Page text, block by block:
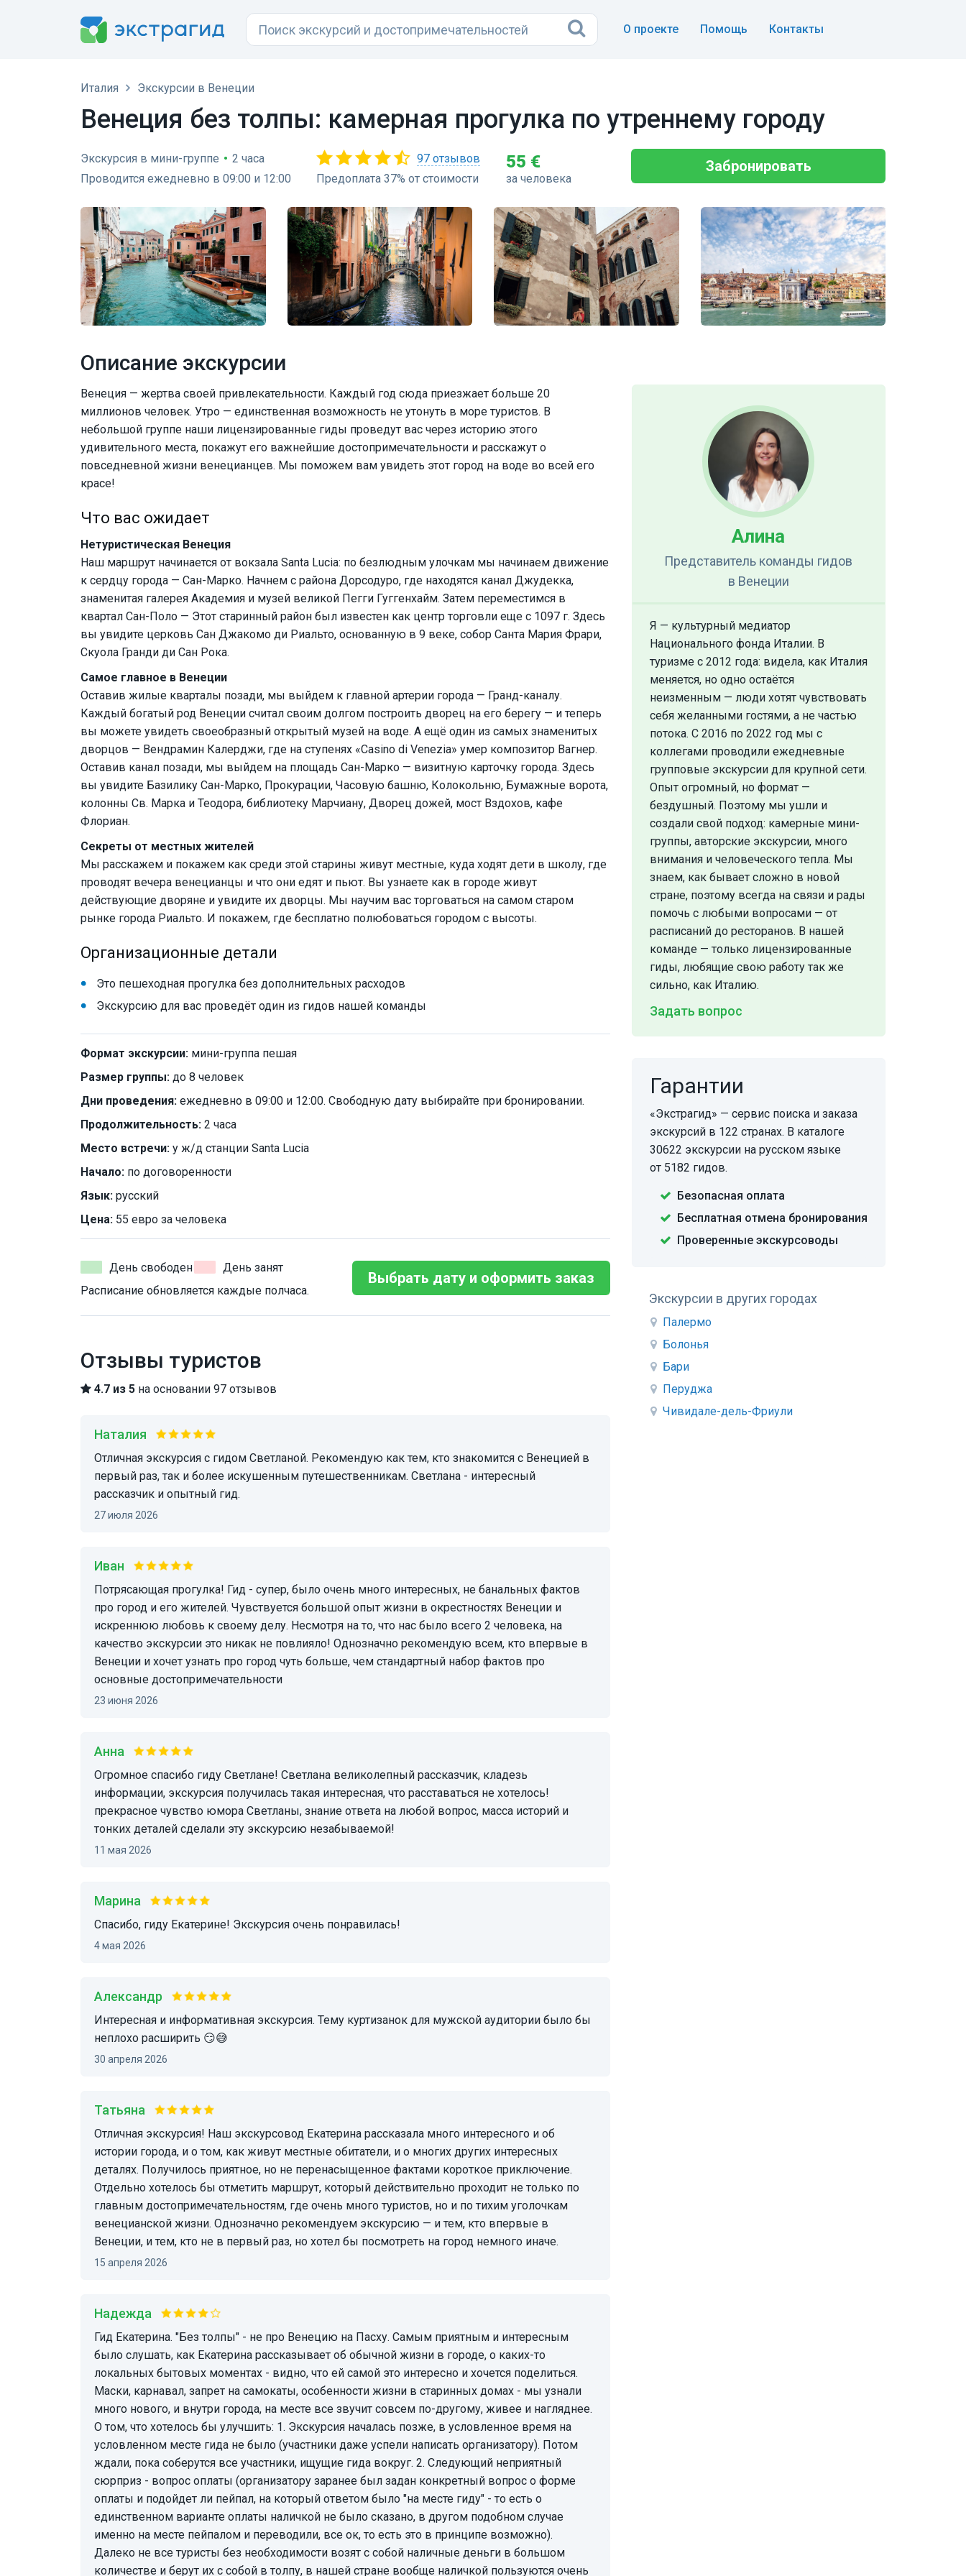
О проекте Помощь Контакты
Италия Экскурсии в Венеции
Венеция без толпы: камерная прогулка по утреннему городу
Экскурсия в мини-группе • 2 часа
Проводится ежедневно в 09:00 и 12:00
97 отзывов
Предоплата 37% от стоимости
55 €
за человека
Забронировать
Описание экскурсии
Венеция — жертва своей привлекательности. Каждый год сюда приезжает больше 20
миллионов человек. Утро — единственная возможность не утонуть в море туристов. В
небольшой группе наши лицензированные гиды проведут вас через историю этого
удивительного места, покажут его важнейшие достопримечательности и расскажут о
повседневной жизни венецианцев. Мы поможем вам увидеть этот город на воде во всей его
красе!
Что вас ожидает
Нетуристическая Венеция
Наш маршрут начинается от вокзала Santa Lucia: по безлюдным улочкам мы начинаем движение
к сердцу города — Сан-Марко. Начнем с района Дорсодуро, где находятся канал Джудекка,
знаменитая галерея Академия и музей великой Пегги Гуггенхайм. Затем переместимся в
квартал Сан-Поло — Этот старинный район был известен как центр торговли еще с 1097 г. Здесь
вы увидите церковь Сан Джакомо ди Риальто, основанную в 9 веке, собор Санта Мария Фрари,
Скуола Гранди ди Сан Рока.
Самое главное в Венеции
Оставив жилые кварталы позади, мы выйдем к главной артерии города — Гранд-каналу.
Каждый богатый род Венеции считал своим долгом построить дворец на его берегу — и теперь
вы можете увидеть своеобразный открытый музей на воде. А ещё один из самых знаменитых
дворцов — Вендрамин Калерджи, где на ступенях «Casino di Venezia» умер композитор Вагнер.
Оставив канал позади, мы выйдем на площадь Сан-Марко — визитную карточку города. Здесь
вы увидите Базилику Сан-Марко, Прокурации, Часовую башню, Колокольню, Бумажные ворота,
колонны Св. Марка и Теодора, библиотеку Марчиану, Дворец дожей, мост Вздохов, кафе
Флориан.
Секреты от местных жителей
Мы расскажем и покажем как среди этой старины живут местные, куда ходят дети в школу, где
проводят вечера венецианцы и что они едят и пьют. Вы узнаете как в городе живут
действующие дворяне и увидите их дворцы. Мы научим вас торговаться на самом старом
рынке города Риальто. И покажем, где бесплатно полюбоваться городом с высоты.
Организационные детали
Это пешеходная прогулка без дополнительных расходов
Экскурсию для вас проведёт один из гидов нашей команды
Формат экскурсии: мини-группа пешая
Размер группы: до 8 человек
Дни проведения: ежедневно в 09:00 и 12:00. Свободную дату выбирайте при бронировании.
Продолжительность: 2 часа
Место встречи: у ж/д станции Santa Lucia
Начало: по договоренности
Язык: русский
Цена: 55 евро за человека
День свободен
День занят
Расписание обновляется каждые полчаса.
Выбрать дату и оформить заказ
Отзывы туристов
4.7 из 5 на основании 97 отзывов
Наталия
Отличная экскурсия с гидом Светланой. Рекомендую как тем, кто знакомится с Венецией в
первый раз, так и более искушенным путешественникам. Светлана - интересный
рассказчик и опытный гид.
27 июля 2026
Иван
Потрясающая прогулка! Гид - супер, было очень много интересных, не банальных фактов
про город и его жителей. Чувствуется большой опыт жизни в окрестностях Венеции и
искреннюю любовь к своему делу. Несмотря на то, что нас было всего 2 человека, на
качество экскурсии это никак не повлияло! Однозначно рекомендую всем, кто впервые в
Венеции и хочет узнать про город чуть больше, чем стандартный набор фактов про
основные достопримечательности
23 июня 2026
анна
Огромное спасибо гиду Светлане! Светлана великолепный рассказчик, кладезь
информации, экскурсия получилась такая интересная, что расставаться не хотелось!
прекрасное чувство юмора Светланы, знание ответа на любой вопрос, масса историй и
тонких деталей сделали эту экскурсию незабываемой!
11 мая 2026
Марина
Спасибо, гиду Екатерине! Экскурсия очень понравилась!
4 мая 2026
Александр
Интересная и информативная экскурсия. Тему куртизанок для мужской аудитории было бы
неплохо расширить 😏😅
30 апреля 2026
Татьяна
Отличная экскурсия! Наш экскурсовод Екатерина рассказала много интересного и об
истории города, и о том, как живут местные обитатели, и о многих других интересных
деталях. Получилось приятное, но не перенасыщенное фактами короткое приключение.
Отдельно хотелось бы отметить маршрут, который действительно проходит не только по
главным достопримечательностям, где очень много туристов, но и по тихим уголочкам
венецианской жизни. Однозначно рекомендуем экскурсию — и тем, кто впервые в
Венеции, и тем, кто не в первый раз, но хотел бы посмотреть на город немного иначе.
15 апреля 2026
Надежда
Гид Екатерина. "Без толпы" - не про Венецию на Пасху. Самым приятным и интересным
было слушать, как Екатерина рассказывает об обычной жизни в городе, о каких-то
локальных бытовых моментах - видно, что ей самой это интересно и хочется поделиться.
Маски, карнавал, запрет на самокаты, особенности жизни в старинных домах - мы узнали
много нового, и внутри города, на месте все звучит совсем по-другому, живее и нагляднее.
О том, что хотелось бы улучшить: 1. Экскурсия началась позже, в условленное время на
условленном месте гида не было (участники даже успели написать организатору). Потом
ждали, пока соберутся все участники, ищущие гида вокруг. 2. Следующий неприятный
сюрприз - вопрос оплаты (организатору заранее был задан конкретный вопрос о форме
оплаты и подойдет ли пейпал, на который ответом было "на месте гиду" - то есть о
единственном варианте оплаты наличкой не было сказано, в другом подобном случае
именно на месте пейпалом и переводили, все ок, то есть это в принципе возможно).
Далеко не все туристы без необходимости возят с собой наличные деньги в большом
количестве и берут их с собой в толпу, в нашей стране вообще наличкой пользуются очень
Алина
Представитель команды гидов
в Венеции
Я — культурный медиатор
Национального фонда Италии. В
туризме с 2012 года: видела, как Италия
меняется, но одно остаётся
неизменным — люди хотят чувствовать
себя желанными гостями, а не частью
потока. С 2016 по 2022 год мы с
коллегами проводили ежедневные
групповые экскурсии для крупной сети.
Опыт огромный, но формат —
бездушный. Поэтому мы ушли и
создали свой подход: камерные мини-
группы, авторские экскурсии, много
внимания и человеческого тепла. Мы
знаем, как бывает сложно в новой
стране, поэтому всегда на связи и рады
помочь с любыми вопросами — от
расписаний до ресторанов. В нашей
команде — только лицензированные
гиды, любящие свою работу так же
сильно, как Италию.
Задать вопрос
Гарантии
«Экстрагид» — сервис поиска и заказа
экскурсий в 122 странах. В каталоге
30622 экскурсии на русском языке
от 5182 гидов.
Безопасная оплата
Бесплатная отмена бронирования
Проверенные экскурсоводы
Экскурсии в других городах
Палермо
Болонья
Бари
Перуджа
Чивидале-дель-Фриули